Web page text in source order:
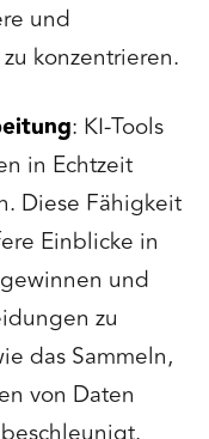
und
konzentrieren.
: KI-Tools
in Echtzeit
Diese Fähigkeit
Einblicke in
und
zu
das Sammeln,
von Daten